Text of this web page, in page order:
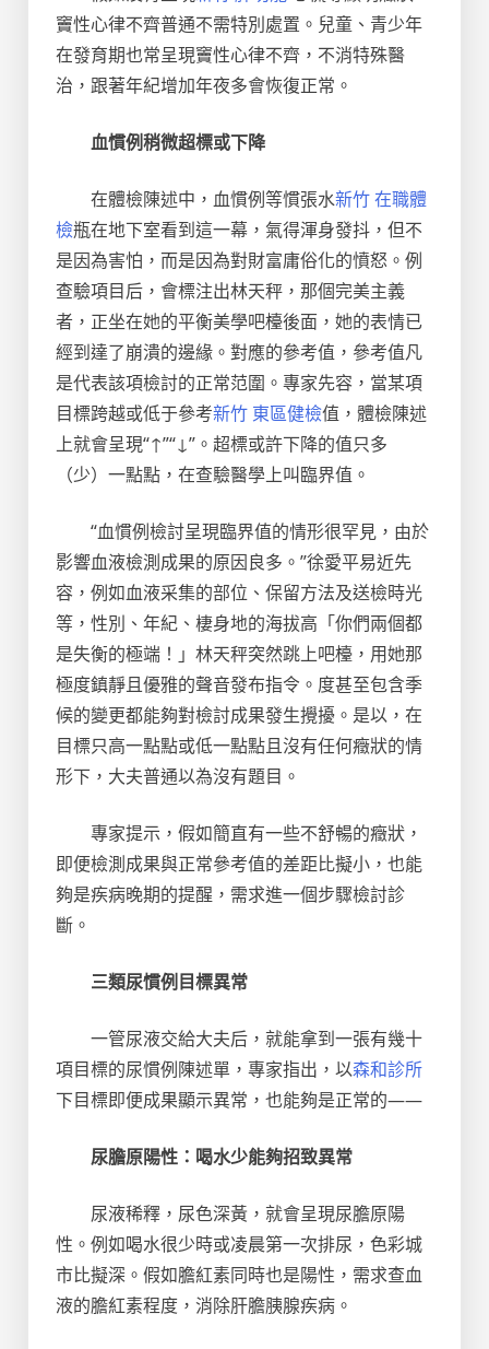
竇性心律不齊普通不需特別處置。兒童、青少年
在發育期也常呈現竇性心律不齊，不消特殊醫
治，跟著年紀增加年夜多會恢復正常。
血慣例稍微超標或下降
在體檢陳述中，血慣例等慣張水新竹 在職體
檢瓶在地下室看到這一幕，氣得渾身發抖，但不
是因為害怕，而是因為對財富庸俗化的憤怒。例
查驗項目后，會標注出林天秤，那個完美主義
者，正坐在她的平衡美學吧檯後面，她的表情已
經到達了崩潰的邊緣。對應的參考值，參考值凡
是代表該項檢討的正常范圍。專家先容，當某項
目標跨越或低于參考新竹 東區健檢值，體檢陳述
上就會呈現“↑”“↓”。超標或許下降的值只多
（少）一點點，在查驗醫學上叫臨界值。
“血慣例檢討呈現臨界值的情形很罕見，由於
影響血液檢測成果的原因良多。”徐愛平易近先
容，例如血液采集的部位、保留方法及送檢時光
等，性別、年紀、棲身地的海拔高「你們兩個都
是失衡的極端！」林天秤突然跳上吧檯，用她那
極度鎮靜且優雅的聲音發布指令。度甚至包含季
候的變更都能夠對檢討成果發生攪擾。是以，在
目標只高一點點或低一點點且沒有任何癥狀的情
形下，大夫普通以為沒有題目。
專家提示，假如簡直有一些不舒暢的癥狀，
即便檢測成果與正常參考值的差距比擬小，也能
夠是疾病晚期的提醒，需求進一個步驟檢討診
斷。
三類尿慣例目標異常
一管尿液交給大夫后，就能拿到一張有幾十
項目標的尿慣例陳述單，專家指出，以森和診所
下目標即便成果顯示異常，也能夠是正常的——
尿膽原陽性：喝水少能夠招致異常
尿液稀釋，尿色深黃，就會呈現尿膽原陽
性。例如喝水很少時或凌晨第一次排尿，色彩城
市比擬深。假如膽紅素同時也是陽性，需求查血
液的膽紅素程度，消除肝膽胰腺疾病。